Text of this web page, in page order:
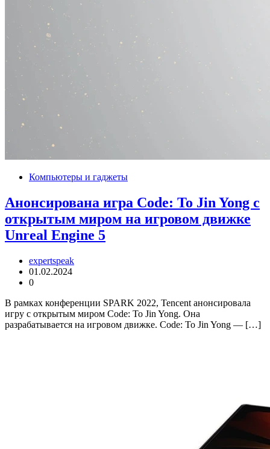
Компьютеры и гаджеты
Анонсирована игра Code: To Jin Yong с
открытым миром на игровом движке
Unreal Engine 5
expertspeak
01.02.2024
0
В рамках конференции SPARK 2022, Tencent анонсировала
игру с открытым миром Code: To Jin Yong. Она
разрабатывается на игровом движке. Code: To Jin Yong — […]